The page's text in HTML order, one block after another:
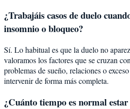
¿Trabajáis casos de duelo
insomnio o bloqueo?
Sí. Lo habitual es que la duelo no
valoramos los factores que se cruzan
problemas de sueño, relaciones o
intervenir de forma más completa.
¿Cuánto tiempo es normal